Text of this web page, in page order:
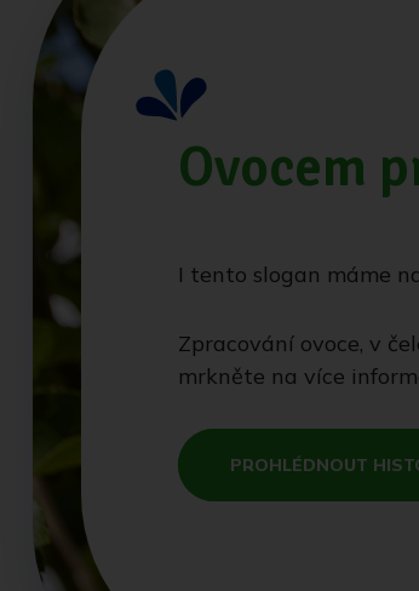
Ovocem
I tento slogan máme
Zpracování ovoce, v
mrkněte na více
PROHLÉDNOUT